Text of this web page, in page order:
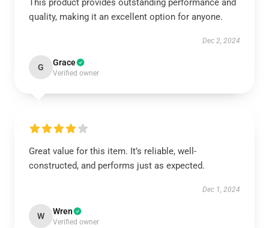
This product provides outstanding performance and
quality, making it an excellent option for anyone.
Dec 2, 2024
G Grace
Verified owner
Great value for this item. It’s reliable, well-
constructed, and performs just as expected.
Dec 1, 2024
W Wren
Verified owner